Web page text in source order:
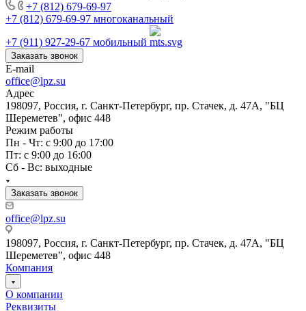
+7 (812) 679-69-97
+7 (812) 679-69-97 многоканальный
+7 (911) 927-29-67 мобильный
Заказать звонок
E-mail
office@lpz.su
Адрес
198097, Россия, г. Санкт-Петербург, пр. Стачек, д. 47А, "БЦ
Шереметев", офис 448
Режим работы
Пн - Чт: с 9:00 до 17:00
Пт: с 9:00 до 16:00
Сб - Вс: выходные
Заказать звонок
office@lpz.su
198097, Россия, г. Санкт-Петербург, пр. Стачек, д. 47А, "БЦ
Шереметев", офис 448
Компания
О компании
Реквизиты